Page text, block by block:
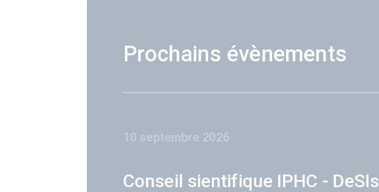
Prochains évènements
10 septembre 2026
Conseil sientifique IPHC - DeSIs